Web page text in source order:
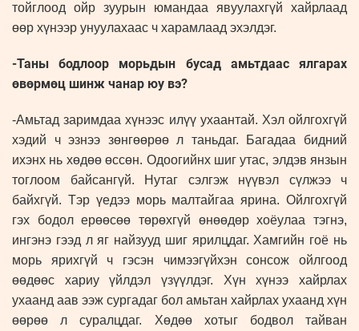
тойглоод ойр зуурын юмандаа явуулахгүй хайрлаад
өөр хүнээр унуулахаас ч харамлаад эхэлдэг.
-Таны бодлоор морьдын бусад амьтдаас ялгарах
өвөрмөц шинж чанар юу вэ?
-Амьтад заримдаа хүнээс илүү ухаантай. Хэл ойлгохгүй
хэдий ч эзнээ зөнгөөрөө л таньдаг. Багадаа бидний
ихэнх нь хөдөө өссөн. Одоогийнх шиг утас, элдэв янзын
тоглоом байсангүй. Нутаг сэлгэж нүүвэл сүлжээ ч
байхгүй. Тэр үедээ морь малтайгаа ярина. Ойлгохгүй
гэх бодол ерөөсөө төрөхгүй өнөөдөр хоёулаа тэгнэ,
ингэнэ гээд л яг найзууд шиг ярилцдаг. Хамгийн гоё нь
морь ярихгүй ч гэсэн чимээгүйхэн сонсож ойлгоод
өөдөөс хариу үйлдэл үзүүлдэг. Хүн хүнээ хайрлах
ухаанд аав ээж сургадаг бол амьтан хайрлах ухаанд хүн
өөрөө л суралцдаг. Хөдөө хотыг бодвол тайван